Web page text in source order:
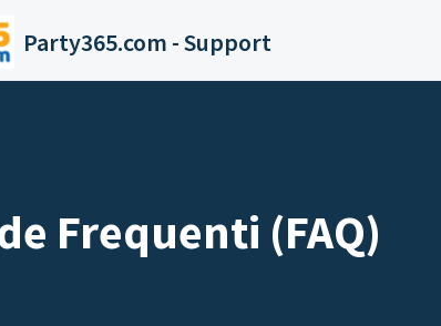
Party365.com - Support
Frequenti (FAQ)